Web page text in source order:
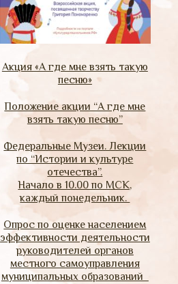
Акция «А где мне взять такую
песню»
Положение акции “А где мне
взять такую песню”
Федеральные Музеи. Лекции
по “Истории и культуре
отечества”.
Начало в 10.00 по МСК,
каждый понедельник.
Опрос по оценке населением
эффективности деятельности
руководителей органов
местного самоуправления
муниципальных образований